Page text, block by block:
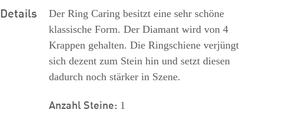
Details
Der Ring Caring besitzt eine sehr schöne
klassische Form. Der Diamant wird von 4
Krappen gehalten. Die Ringschiene verjüngt
sich dezent zum Stein hin und setzt diesen
dadurch noch stärker in Szene.
Anzahl Steine: 1